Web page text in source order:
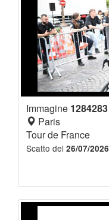
Immagine 1284283
Paris
Tour de France
Scatto del 26/07/2026